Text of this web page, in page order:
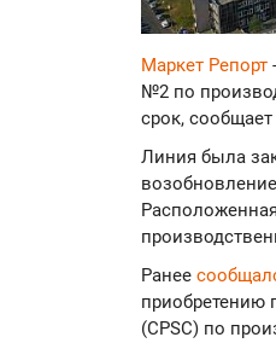
Маркет Репорт
№2 по
срок, сообщает
Линия была
Ранее
приобретению
(CPSC) по